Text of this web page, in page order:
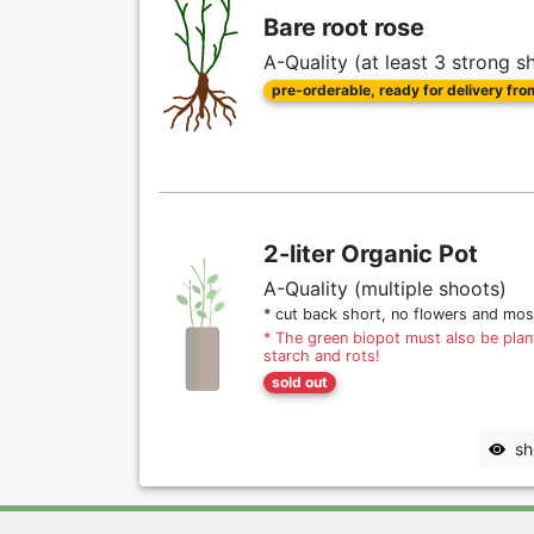
Bare root rose
A-Quality (at least 3 strong
pre-orderable, ready for delivery
2-liter Organic Pot
A-Quality (multiple shoots)
* cut back short, no flowers and
* The green biopot must also be
starch and rots!
sold out